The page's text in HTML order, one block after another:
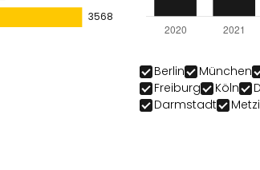
Berlin München
Freiburg
Köln
Darmstadt